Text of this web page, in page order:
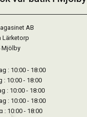
AB
Lärketorp
Mjölby
: 10:00 - 18:00
: 10:00 - 18:00
: 10:00 - 18:00
: 10:00 - 18:00
: 10:00 - 18:00